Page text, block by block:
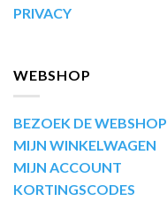
PRIVACY
WEBSHOP
BEZOEK DE WEBSHOP
MIJN WINKELWAGEN
MIJN ACCOUNT
KORTINGSCODES